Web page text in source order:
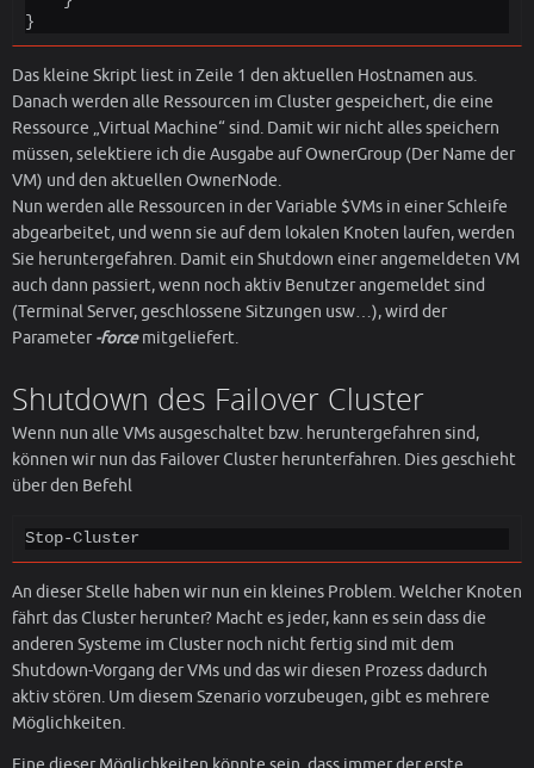
}
Das kleine Skript liest in Zeile 1 den aktuellen Hostnamen aus.
Danach werden alle Ressourcen im Cluster gespeichert, die eine
Ressource „Virtual Machine“ sind. Damit wir nicht alles speichern
müssen, selektiere ich die Ausgabe auf OwnerGroup (Der Name der
VM) und den aktuellen OwnerNode.
Nun werden alle Ressourcen in der Variable $VMs in einer Schleife
abgearbeitet, und wenn sie auf dem lokalen Knoten laufen, werden
Sie heruntergefahren. Damit ein Shutdown einer angemeldeten VM
auch dann passiert, wenn noch aktiv Benutzer angemeldet sind
(Terminal Server, geschlossene Sitzungen usw…), wird der
Parameter -forcemitgeliefert.
Shutdown des Failover Cluster
Wenn nun alle VMs ausgeschaltet bzw. heruntergefahren sind,
können wir nun das Failover Cluster herunterfahren. Dies geschieht
über den Befehl
Stop-Cluster
An dieser Stelle haben wir nun ein kleines Problem. Welcher Knoten
fährt das Cluster herunter? Macht es jeder, kann es sein dass die
anderen Systeme im Cluster noch nicht fertig sind mit dem
Shutdown-Vorgang der VMs und das wir diesen Prozess dadurch
aktiv stören. Um diesem Szenario vorzubeugen, gibt es mehrere
Möglichkeiten.